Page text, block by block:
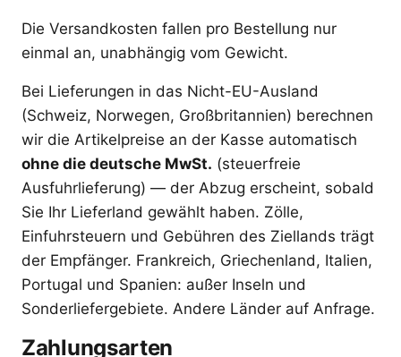
Die Versandkosten fallen pro Bestellung nur
einmal an, unabhängig vom Gewicht.
Bei Lieferungen in das Nicht-EU-Ausland
(Schweiz, Norwegen, Großbritannien) berechnen
wir die Artikelpreise an der Kasse automatisch
ohne die deutsche MwSt. (steuerfreie
Ausfuhrlieferung) — der Abzug erscheint, sobald
Sie Ihr Lieferland gewählt haben. Zölle,
Einfuhrsteuern und Gebühren des Ziellands trägt
der Empfänger. Frankreich, Griechenland, Italien,
Portugal und Spanien: außer Inseln und
Sonderliefergebiete. Andere Länder auf Anfrage.
Zahlungsarten